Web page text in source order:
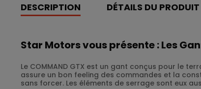
DESCRIPTION DÉTAILS DU PRODUIT
Star Motors vous présente : Les
Le COMMAND GTX est un gant conçus pour le
assure un bon feeling des commandes et la
sans forcer. Les éléments de serrage sont eux